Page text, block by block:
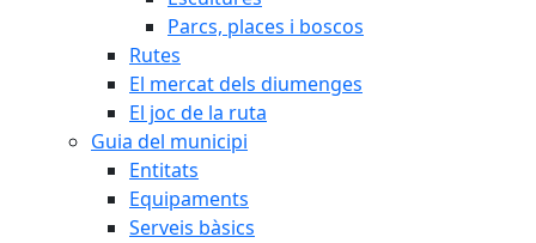
Parcs, places i boscos
Rutes
El mercat dels diumenges
El joc de la ruta
Guia del municipi
Entitats
Equipaments
Serveis bàsics